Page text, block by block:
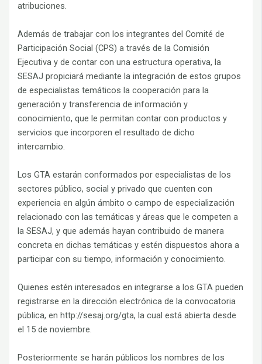
atribuciones.
Además de trabajar con los integrantes del Comité de
Participación Social (CPS) a través de la Comisión
Ejecutiva y de contar con una estructura operativa, la
SESAJ propiciará mediante la integración de estos grupos
de especialistas temáticos la cooperación para la
generación y transferencia de información y
conocimiento, que le permitan contar con productos y
servicios que incorporen el resultado de dicho
intercambio.
Los GTA estarán conformados por especialistas de los
sectores público, social y privado que cuenten con
experiencia en algún ámbito o campo de especialización
relacionado con las temáticas y áreas que le competen a
la SESAJ, y que además hayan contribuido de manera
concreta en dichas temáticas y estén dispuestos ahora a
participar con su tiempo, información y conocimiento.
Quienes estén interesados en integrarse a los GTA pueden
registrarse en la dirección electrónica de la convocatoria
pública, en http://sesaj.org/gta, la cual está abierta desde
el 15 de noviembre.
Posteriormente se harán públicos los nombres de los